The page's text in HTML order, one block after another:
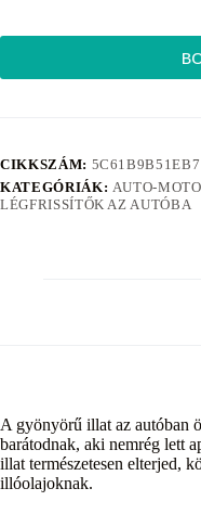
CIKKSZÁM: 5C61B9B51EB7
KATEGÓRIÁK: AUTO-MOTO
LÉGFRISSÍTŐK AZ AUTÓBA
A gyönyörű illat az autóban
barátodnak, aki nemrég lett
illat természetesen elterjed,
illóolajoknak.